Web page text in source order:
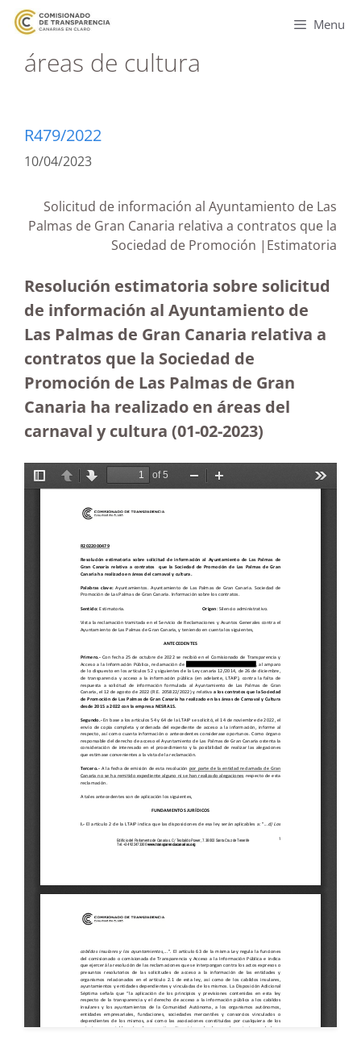
Menu
áreas de cultura
R479/2022
10/04/2023
Solicitud de información al Ayuntamiento de Las
Palmas de Gran Canaria relativa a contratos que la
Sociedad de Promoción |Estimatoria
Resolución estimatoria sobre solicitud
de información al Ayuntamiento de
Las Palmas de Gran Canaria relativa a
contratos que la Sociedad de
Promoción de Las Palmas de Gran
Canaria ha realizado en áreas del
carnaval y cultura (01-02-2023)